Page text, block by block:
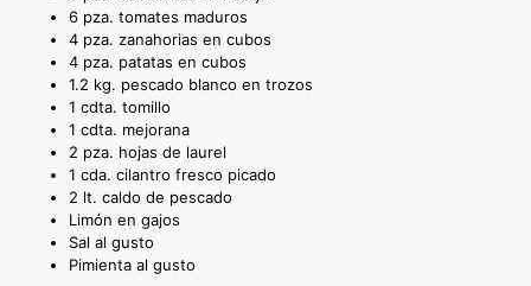
6 pza. tomates maduros
4 pza. zanahorias en cubos
4 pza. patatas en cubos
1.2 kg. pescado blanco en trozos
1 cdta. tomillo
1 cdta. mejorana
2 pza. hojas de laurel
1 cda. cilantro fresco picado
2 lt. caldo de pescado
Limón en gajos
Sal al gusto
Pimienta al gusto